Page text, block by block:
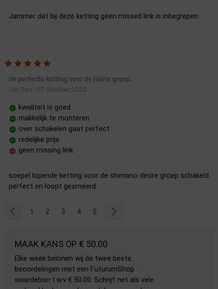
Jammer dat bij deze ketting geen missed link is inbegrepen.
de perfecte ketting voor de juiste groep.
van Oers | 07 oktober 2022
kwaliteit is goed
makkelijk te monteren
over schakelen gaat perfect
redelijke prijs
geen missing link
soepel lopende ketting voor de shimano deore groep schakeld
perfect en loopt gesmeerd.
1 2 3 4 5
MAAK KANS OP € 50.00
Elke week belonen wij de twee beste
beoordelingen met een FuturumShop
waardebon t.w.v € 50.00. Schrijf net als vele